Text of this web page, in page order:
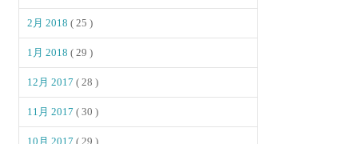
2月 2018( 25 )
1月 2018( 29 )
12月 2017( 28 )
11月 2017( 30 )
10月 2017( 29 )